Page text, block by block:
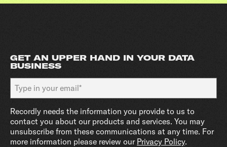
GET AN UPPER HAND IN YOUR DATA
BUSINESS
Recordly needs the information you provide to us to
contact you about our products and services. You may
unsubscribe from these communications at any time. For
more information please review our Privacy Policy.